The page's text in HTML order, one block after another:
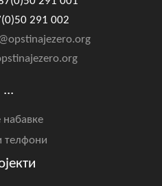
291 002
...
набавке
телфони